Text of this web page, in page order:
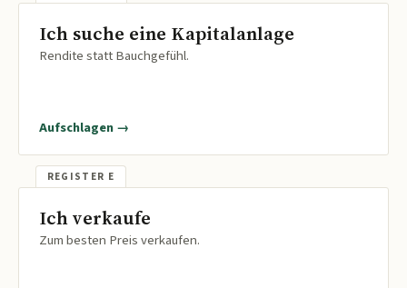
Ich suche eine Kapitalanlage
Rendite statt Bauchgefühl.
Aufschlagen →
Ich verkaufe
Zum besten Preis verkaufen.